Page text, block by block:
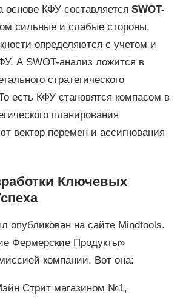
основе КФУ составляется SWOT-
сильные и слабые стороны,
определяются с учетом и
А SWOT-анализ ложится в
стратегического
есть КФУ становятся компасом в
планирования
вектор перемен и ассигнования
Ключевых
опубликован на сайте Mindtools.
Фермерские Продукты»
компании. Вот она:
Стрит магазином №1,